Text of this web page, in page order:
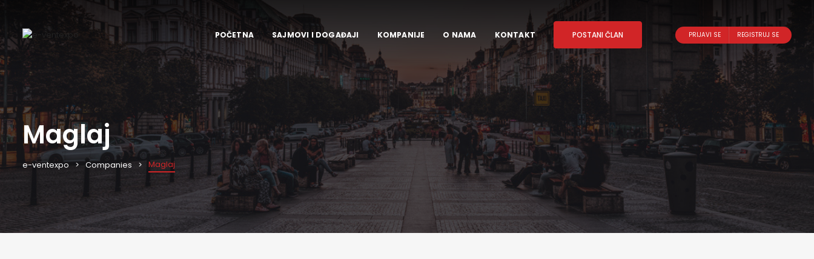
POČETNA SAJMOVI I DOGAĐAJI KOMPANIJE O NAMA KONTAKT POSTANI ČLAN PRIJAVI SE REGISTRUJ SE
Maglaj
e-ventexpo Companies Maglaj